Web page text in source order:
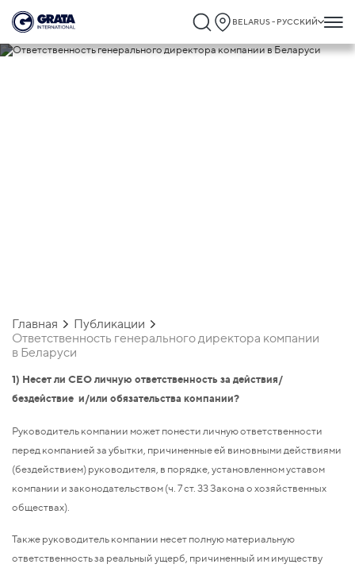
BELARUS - РУССКИЙ
Главная
Публикации
Ответственность генерального директора компании
в Беларуси
1) Несет ли CEO личную ответственность за действия/
бездействие и/или обязательства компании?
Руководитель компании может понести личную ответственности
перед компанией за убытки, причиненные ей виновными действиями
(бездействием) руководителя, в порядке, установленном уставом
компании и законодательством (ч. 7 ст. 33 Закона о хозяйственных
обществах).
Также руководитель компании несет полную материальную
ответственность за реальный ущерб, причиненный им имуществу